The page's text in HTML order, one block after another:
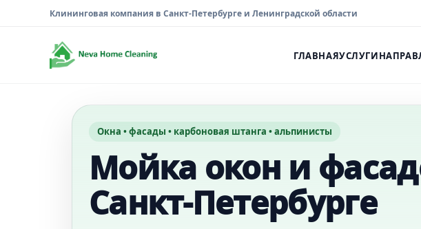
Клининговая компания в Санкт-Петербурге и Ленинградской области
ГЛАВНАЯУСЛУГИ
Окна • фасады • карбоновая штанга • альпинисты
Мойка окон и
Санкт-Петербурге